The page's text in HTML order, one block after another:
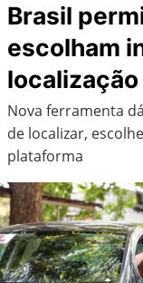
Brasil
escolham
localização
Nova ferramenta
de localizar,
plataforma